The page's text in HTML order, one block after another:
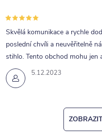
5.12.2023
Skvělá komunikace a rychle
poslední chvíli a neuvěřitelně
stihlo. Tento obchod mohu jen